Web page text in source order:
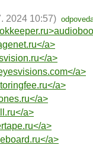
2024 10:57)
a>
a>
a>
a>
a>
a>
a>
a>